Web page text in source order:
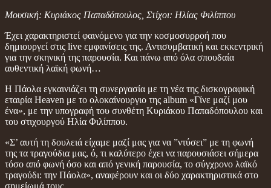
Μουσική: Κυριάκος Παπαδόπουλος, Στίχοι: Ηλίας Φιλίππου
Έχει χαρακτηριστεί φαινόμενο για την κοσμοσυρροή που
δημιουργεί στις live εμφανίσεις της. Αντισυμβατική και εκκεντρική
για την σκηνική της παρουσία. Και πάνω από όλα σπουδαία
αυθεντική λαϊκή φωνή…
Η Πάολα εγκαινιάζει τη συνεργασία με τη νέα της δισκογραφική
εταιρία Heaven με το ολοκαίνουργιο της album «Γίνε μαζί μου
ένα», με την υπογραφή του συνθέτη Κυριάκου Παπαδόπουλου και
του στιχουργού Ηλία Φιλίππου.
«Σ’ αυτή τη δουλειά είχαμε μαζί μας για να ”ντύσει” με τη φωνή
της τα τραγούδια μας, ό, τι καλύτερο έχει να παρουσιάσει σήμερα
τόσο από φωνή όσο και από γενική παρουσία, το σύγχρονο λαϊκό
τραγούδι: την Πάολα», αναφέρουν και οι δύο χαρακτηριστικά στο
σημείωμά τους.